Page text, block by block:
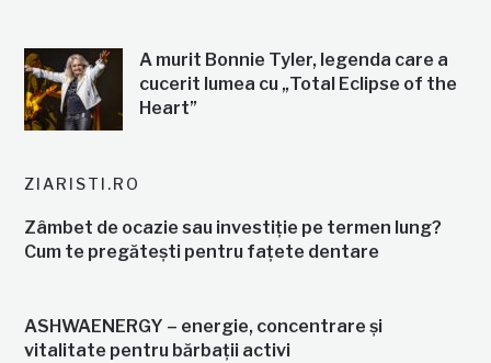
A murit Bonnie Tyler, legenda care a
cucerit lumea cu „Total Eclipse of the
Heart”
ZIARISTI.RO
Zâmbet de ocazie sau investiție pe termen lung?
Cum te pregătești pentru fațete dentare
ASHWAENERGY – energie, concentrare și
vitalitate pentru bărbații activi